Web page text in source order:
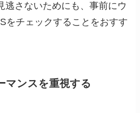
逃さないためにも、事前にウ
をチェックすることをおすす
マンスを重視する